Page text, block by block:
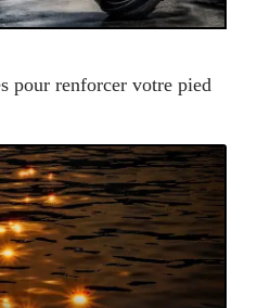
pour renforcer votre pied